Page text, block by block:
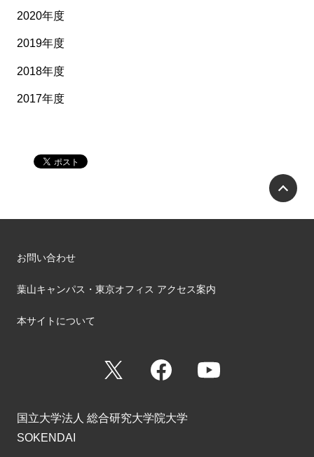
2020年度
2019年度
2018年度
2017年度
お問い合わせ
葉山キャンパス・東京オフィス アクセス案内
本サイトについて
Facebook
国立大学法人 総合研究大学院大学
SOKENDAI